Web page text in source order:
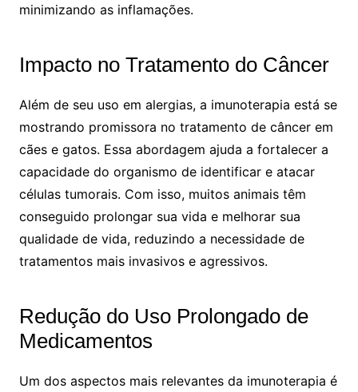
minimizando as inflamações.
Impacto no Tratamento do Câncer
Além de seu uso em alergias, a imunoterapia está se
mostrando promissora no tratamento de câncer em
cães e gatos. Essa abordagem ajuda a fortalecer a
capacidade do organismo de identificar e atacar
células tumorais. Com isso, muitos animais têm
conseguido prolongar sua vida e melhorar sua
qualidade de vida, reduzindo a necessidade de
tratamentos mais invasivos e agressivos.
Redução do Uso Prolongado de
Medicamentos
Um dos aspectos mais relevantes da imunoterapia é